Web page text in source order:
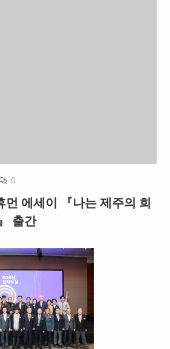
0
먼 에세이 『나는 제주의 희
출간